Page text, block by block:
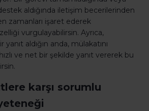
aldığında iletişim becerilerinden
zamanları işaret ederek
vurgulayabilirsin. Ayrıca,
aldığın anda, mülakatını
ve net bir şekilde yanıt vererek bu
karşı sorumlu